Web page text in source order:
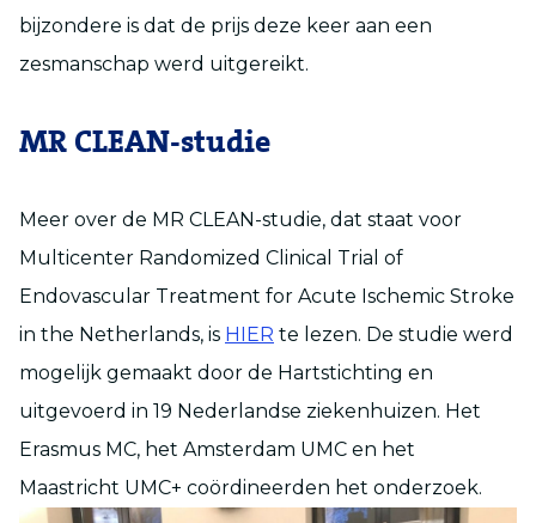
bijzondere is dat de prijs deze keer aan een
zesmanschap werd uitgereikt.
MR CLEAN-studie
Meer over de MR CLEAN-studie, dat staat voor
Multicenter Randomized Clinical Trial of
Endovascular Treatment for Acute Ischemic Stroke
in the Netherlands, is HIER te lezen. De studie werd
mogelijk gemaakt door de Hartstichting en
uitgevoerd in 19 Nederlandse ziekenhuizen. Het
Erasmus MC, het Amsterdam UMC en het
Maastricht UMC+ coördineerden het onderzoek.